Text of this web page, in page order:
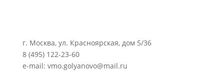
г. Москва, ул. Красноярская, дом 5/36
8 (495) 122-23-60
e-mail: vmo.golyanovo@mail.ru